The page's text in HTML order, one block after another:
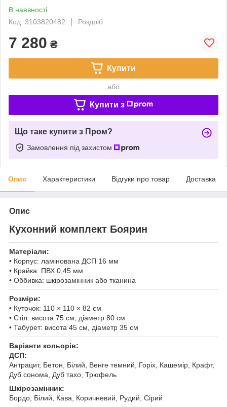
В наявності
Код: 3103820482
Роздріб
7 280 ₴
Купити
або
Купити з
Що таке купити з Пром?
Замовлення під захистом
Опис Характеристики Відгуки про товар Доставка
Опис
Кухонний комплект Боярин
Матеріали:
• Корпус: ламінована ДСП 16 мм
• Крайка: ПВХ 0,45 мм
• Оббивка: шкірозамінник або тканина
Розміри:
• Куточок: 110 × 110 × 82 см
• Стіл: висота 75 см, діаметр 80 см
• Табурет: висота 45 см, діаметр 35 см
Варіанти кольорів:
ДСП:
Антрацит, Бетон, Білий, Венге темний, Горіх, Кашемір, Крафт,
Дуб сонома, Дуб тахо, Трюфель
Шкірозамінник:
Бордо, Білий, Кава, Коричневий, Рудий, Сірий